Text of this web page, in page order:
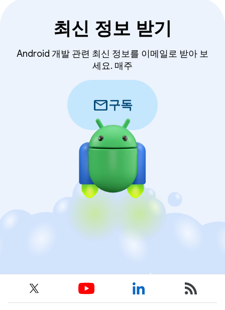
최신 정보 받기
Android 개발 관련 최신 정보를 이메일로 받아 보
세요. 매주
mail구독